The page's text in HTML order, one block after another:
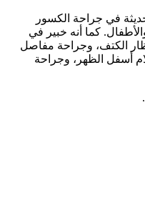
في جراحة الكسور
كما أنه خبير في
الكتف، وجراحة مفاصل
أسفل الظهر، وجراحة